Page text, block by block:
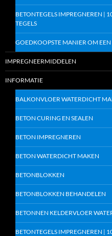
BETONTEGELS IMPREGNEREN |
TEGELS
GOEDKOOPSTE MANIER OM
IMPREGNEERMIDDELEN
INFORMATIE
BALKONVLOER WATERDICHT
BETON CURING EN SEALEN
BETON IMPREGNEREN
BETON WATERDICHT MAKEN
BETONBLOKKEN
BETONBLOKKEN BEHANDELEN
BETONNEN KELDERVLOER
BETONTEGELS IMPREGNEREN |